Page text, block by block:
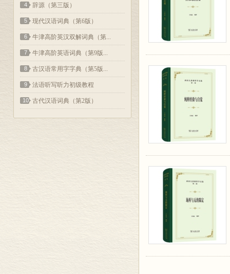
4 辞源（第三版）
5 现代汉语词典（第6版）
6 牛津高阶英汉双解词典（第...
7 牛津高阶英语词典（第9版...
8 古汉语常用字字典（第5版...
9 法语听写听力初级教程
10 古代汉语词典（第2版）